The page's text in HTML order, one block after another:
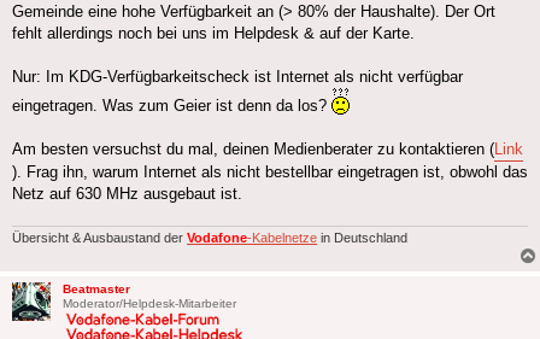
Gemeinde eine hohe Verfügbarkeit an (> 80% der Haushalte). Der Ort
fehlt allerdings noch bei uns im Helpdesk & auf der Karte.
Nur: Im KDG-Verfügbarkeitscheck ist Internet als nicht verfügbar
eingetragen. Was zum Geier ist denn da los?
Am besten versuchst du mal, deinen Medienberater zu kontaktieren (Link
). Frag ihn, warum Internet als nicht bestellbar eingetragen ist, obwohl das
Netz auf 630 MHz ausgebaut ist.
Übersicht & Ausbaustand der Vodafone-Kabelnetze in Deutschland
Beatmaster
Moderator/Helpdesk-Mitarbeiter